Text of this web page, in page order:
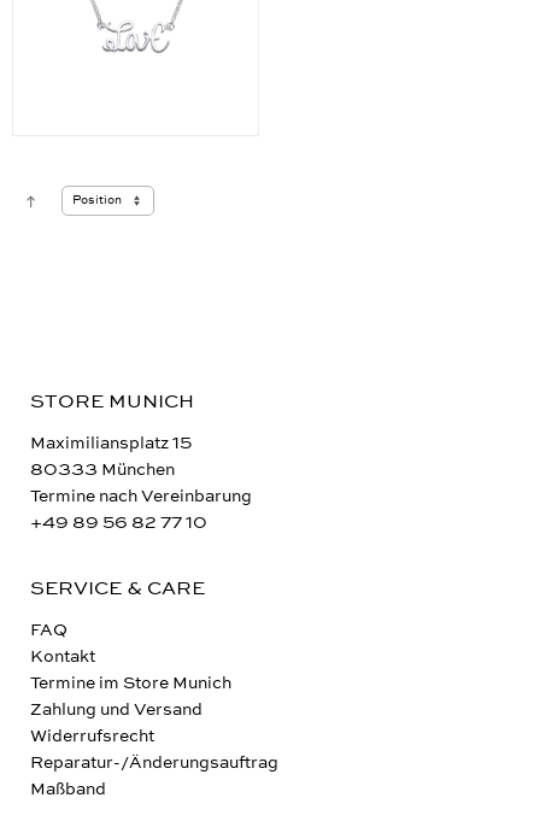
STORE MUNICH
Maximiliansplatz 15
80333 München
Termine nach Vereinbarung
+49 89 56 82 77 10
SERVICE & CARE
FAQ
Kontakt
Termine im Store Munich
Zahlung und Versand
Widerrufsrecht
Reparatur-/Änderungsauftrag
Maßband